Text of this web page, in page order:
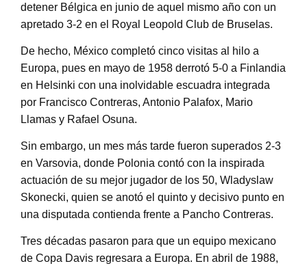
detener Bélgica en junio de aquel mismo año con un
apretado 3-2 en el Royal Leopold Club de Bruselas.
De hecho, México completó cinco visitas al hilo a
Europa, pues en mayo de 1958 derrotó 5-0 a Finlandia
en Helsinki con una inolvidable escuadra integrada
por Francisco Contreras, Antonio Palafox, Mario
Llamas y Rafael Osuna.
Sin embargo, un mes más tarde fueron superados 2-3
en Varsovia, donde Polonia contó con la inspirada
actuación de su mejor jugador de los 50, Wladyslaw
Skonecki, quien se anotó el quinto y decisivo punto en
una disputada contienda frente a Pancho Contreras.
Tres décadas pasaron para que un equipo mexicano
de Copa Davis regresara a Europa. En abril de 1988,